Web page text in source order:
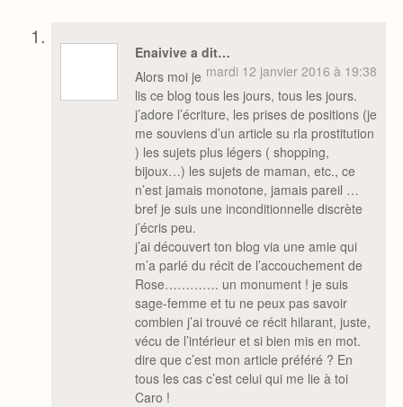
Enaivive a dit…
mardi 12 janvier 2016 à 19:38
Alors moi je
lis ce blog tous les jours, tous les jours.
j’adore l’écriture, les prises de positions (je
me souviens d’un article su rla prostitution
) les sujets plus légers ( shopping,
bijoux…) les sujets de maman, etc., ce
n’est jamais monotone, jamais pareil …
bref je suis une inconditionnelle discrète
j’écris peu.
j’ai découvert ton blog via une amie qui
m’a parlé du récit de l’accouchement de
Rose…………. un monument ! je suis
sage-femme et tu ne peux pas savoir
combien j’ai trouvé ce récit hilarant, juste,
vécu de l’intérieur et si bien mis en mot.
dire que c’est mon article préféré ? En
tous les cas c’est celui qui me lie à toi
Caro !